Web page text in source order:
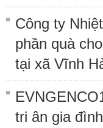
Công ty
phần quà
tại xã Vĩnh
tri ân gia